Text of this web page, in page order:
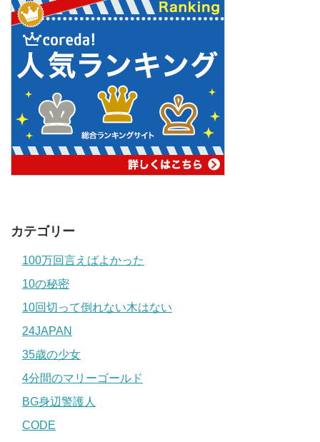
カテゴリー
100万回言えばよかった
10の秘密
10回切って倒れない木はない
24JAPAN
35歳の少女
4分間のマリーゴールド
BG身辺警護人
CODE